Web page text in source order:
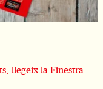
llegeix la Finestra